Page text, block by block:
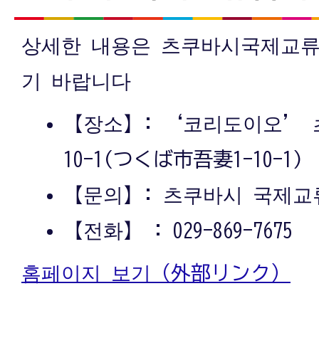
상세한 내용은 츠쿠바시국제교
기 바랍니다
【장소】: ‘코리도이오’
10-1(つくば市吾妻1-10-1)
【문의】: 츠쿠바시 국제교
【전화】 : 029-869-7675
홈페이지 보기（外部リンク）